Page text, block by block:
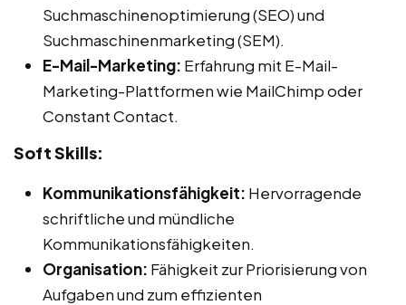
Suchmaschinenoptimierung (SEO) und
Suchmaschinenmarketing (SEM).
E-Mail-Marketing: Erfahrung mit E-Mail-
Marketing-Plattformen wie MailChimp oder
Constant Contact.
Soft Skills:
Kommunikationsfähigkeit: Hervorragende
schriftliche und mündliche
Kommunikationsfähigkeiten.
Organisation: Fähigkeit zur Priorisierung von
Aufgaben und zum effizienten